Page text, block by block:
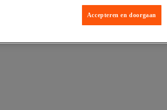
Accepteren en doorgaan